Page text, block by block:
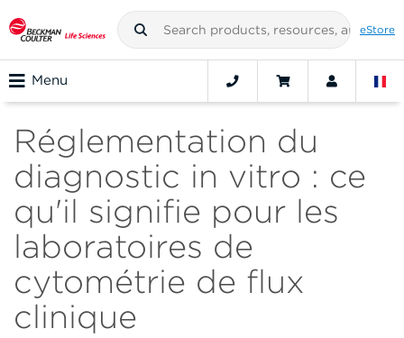
eStore
Menu
Réglementation du
diagnostic in vitro : ce
qu'il signifie pour les
laboratoires de
cytométrie de flux
clinique